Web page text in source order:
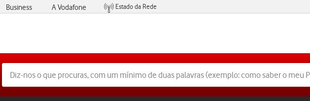
Business A Vodafone
Estado da Rede